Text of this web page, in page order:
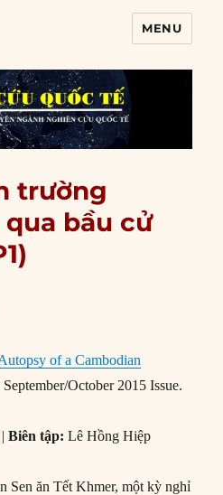
MENU
trường
bầu cử
of a Cambodian
September/October 2015 Issue.
|Biên tập: Lê Hồng Hiệp
Sen ăn Tết Khmer, một kỳ nghỉ